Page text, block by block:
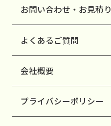
お問い合わせ・お見積り
よくあるご質問
会社概要
プライバシーポリシー